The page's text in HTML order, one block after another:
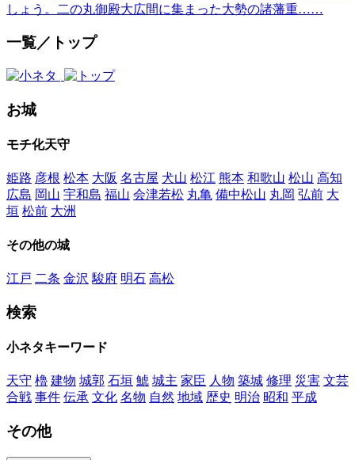
しょう。二の丸御殿大広間に集まった大勢の諸藩重……
一覧／トップ
お城
モチ化天守
姫路 彦根 松本 大阪 名古屋 犬山 松江 熊本 和歌山 松山 高知
広島 岡山 宇和島 福山 会津若松 丸亀 備中松山 丸岡 弘前 大
垣 松前 大洲
その他の城
江戸 二条 金沢 駿府 明石 高松
検索
小ネタキーワード
天守 櫓 建物 城郭 石垣 鯱 城主 家臣 人物 築城 修理 災害 文芸
合戦 事件 伝承 文化 名物 自然 地域 歴史 明治 昭和 平成
その他